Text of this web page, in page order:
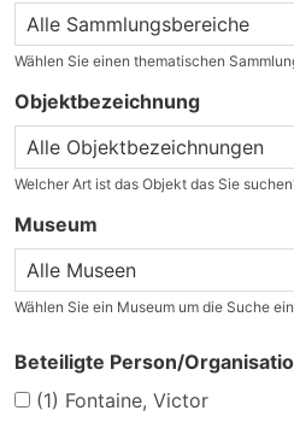
Wählen Sie einen thematischen
Objektbezeichnung
Welcher Art ist das Objekt das Sie
Museum
Wählen Sie ein Museum um die Suche
Beteiligte Person/
(1) Fontaine, Victor